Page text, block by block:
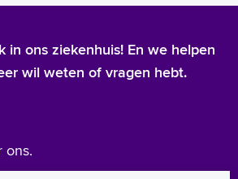
in ons ziekenhuis! En we helpen
wil weten of vragen hebt.
ons.